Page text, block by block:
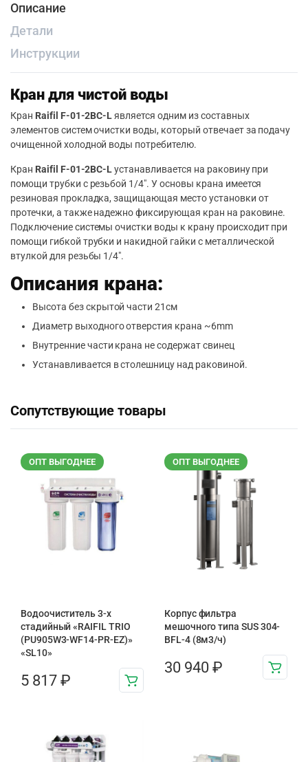
Описание
Детали
Инструкции
Кран для чистой воды
Кран Raifil F-01-2BC-Lявляется одним из составных
элементов систем очистки воды, который отвечает за подачу
очищенной холодной воды потребителю.
Кран Raifil F-01-2BC-Lустанавливается на раковину при
помощи трубки с резьбой 1/4″. У основы крана имеется
резиновая прокладка, защищающая место установки от
протечки, а также надежно фиксирующая кран на раковине.
Подключение системы очистки воды к крану происходит при
помощи гибкой трубки и накидной гайки с металлической
втулкой для резьбы 1/4″.
Описания крана:
Высота без скрытой части 21см
Диаметр выходного отверстия крана ~6mm
Внутренние части крана не содержат свинец
Устанавливается в столешницу над раковиной.
Сопутствующие товары
ОПТ ВЫГОДНЕЕ
Водоочиститель 3-х
стадийный «RAIFIL TRIO
(PU905W3-WF14-PR-EZ)»
«SL10»
5 817 ₽
ОПТ ВЫГОДНЕЕ
Корпус фильтра
мешочного типа SUS 304-
BFL-4 (8м3/ч)
30 940 ₽